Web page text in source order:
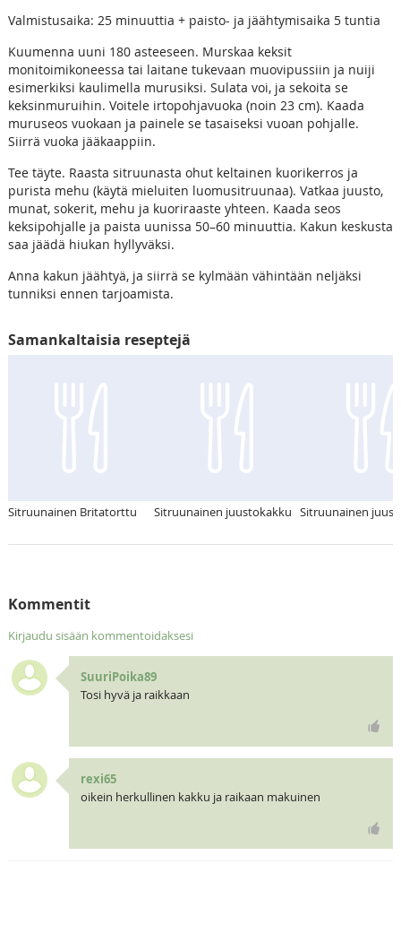
Valmistusaika: 25 minuuttia + paisto- ja jäähtymisaika 5 tuntia
Kuumenna uuni 180 asteeseen. Murskaa keksit
monitoimikoneessa tai laitane tukevaan muovipussiin ja nuiji
esimerkiksi kaulimella murusiksi. Sulata voi, ja sekoita se
keksinmuruihin. Voitele irtopohjavuoka (noin 23 cm). Kaada
muruseos vuokaan ja painele se tasaiseksi vuoan pohjalle.
Siirrä vuoka jääkaappiin.
Tee täyte. Raasta sitruunasta ohut keltainen kuorikerros ja
purista mehu (käytä mieluiten luomusitruunaa). Vatkaa juusto,
munat, sokerit, mehu ja kuoriraaste yhteen. Kaada seos
keksipohjalle ja paista uunissa 50–60 minuuttia. Kakun keskusta
saa jäädä hiukan hyllyväksi.
Anna kakun jäähtyä, ja siirrä se kylmään vähintään neljäksi
tunniksi ennen tarjoamista.
Samankaltaisia reseptejä
Sitruunainen Britatorttu Sitruunainen juustokakku Sitruunainen
Kommentit
Kirjaudu sisään kommentoidaksesi
SuuriPoika89
Tosi hyvä ja raikkaan
rexi65
oikein herkullinen kakku ja raikaan makuinen